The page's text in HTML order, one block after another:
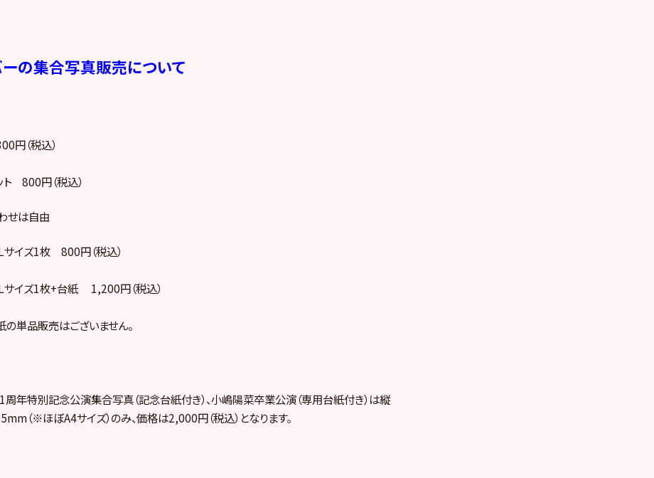
の集合写真販売について
円（税込）
ト 800円（税込）
せは自由
サイズ1枚 800円（税込）
サイズ1枚+台紙 1,200円（税込）
の単品販売はございません。
年特別記念公演集合写真（記念台紙付き）、小嶋陽菜卒業公演（専用台紙付き）は縦
（※ほぼA4サイズ）のみ、価格は2,000円（税込）となります。